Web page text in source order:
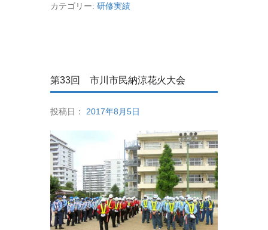
カテゴリー: 研修実績
第33回 市川市民納涼花火大会
投稿日： 2017年8月5日